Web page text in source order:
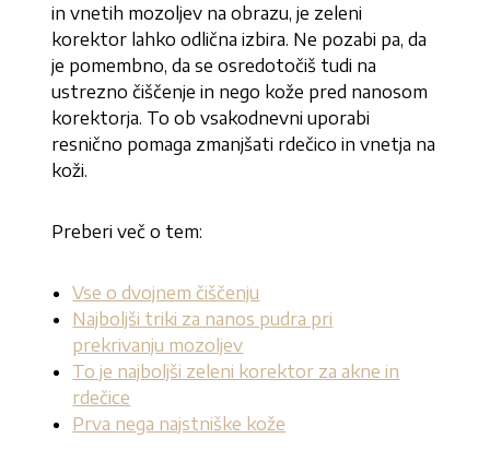
in vnetih mozoljev na obrazu, je zeleni
korektor lahko odlična izbira. Ne pozabi pa, da
je pomembno, da se osredotočiš tudi na
ustrezno čiščenje in nego kože pred nanosom
korektorja. To ob vsakodnevni uporabi
resnično pomaga zmanjšati rdečico in vnetja na
koži.
Preberi več o tem:
Vse o dvojnem čiščenju
Najboljši triki za nanos pudra pri
prekrivanju mozoljev
To je najboljši zeleni korektor za akne in
rdečice
Prva nega najstniške kože